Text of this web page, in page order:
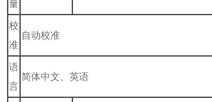
量
校
准
自动校准
语
言
简体中文、英语